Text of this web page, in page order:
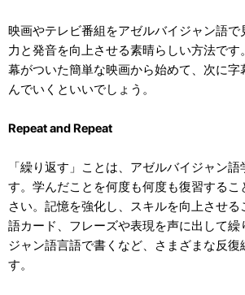
映画やテレビ番組をアゼルバイジャン語で
力と発音を向上させる素晴らしい方法で
幕がついた簡単な映画から始めて、次に字
んでいくといいでしょう。
Repeat and Repeat
「繰り返す」ことは、アゼルバイジャン
す。学んだことを何度も何度も復習するこ
さい。記憶を強化し、スキルを向上させ
語カード、フレーズや表現を声に出して繰
ジャン語言語で書くなど、さまざまな反復
す。